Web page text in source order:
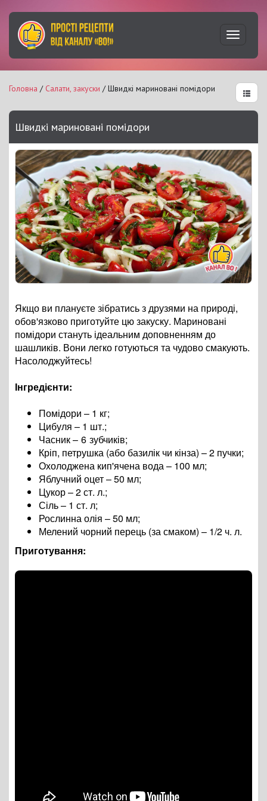
Головна / Салати, закуски / Швидкі мариновані помідори
Швидкі мариновані помідори
Якщо ви плануєте зібратись з друзями на природі,
обов'язково приготуйте цю закуску. Мариновані
помідори стануть ідеальним доповненням до
шашликів. Вони легко готуються та чудово смакують.
Насолоджуйтесь!
Інгредієнти:
Помідори – 1 кг;
Цибуля – 1 шт.;
Часник– 6 зубчиків;
Кріп, петрушка (або базилік чи кінза) – 2 пучки;
Охолоджена кип'ячена вода – 100 мл;
Яблучний оцет – 50 мл;
Цукор – 2 ст. л.;
Сіль – 1 ст. л;
Рослинна олія – 50 мл;
Мелений чорний перець (за смаком) – 1/2 ч. л.
Приготування: